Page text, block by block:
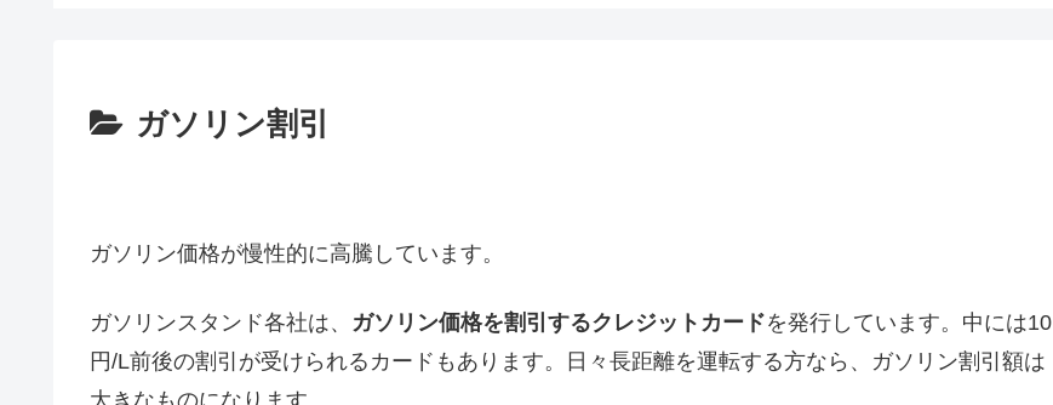
ガソリン割引
ガソリン価格が慢性的に高騰しています。
ガソリンスタンド各社は、 ガソリン価格を割引するクレジットカードを発行しています。中には10
円/L前後の割引が受けられるカードもあります。日々長距離を運転する方なら、ガソリン割引額は
大きなものになります。